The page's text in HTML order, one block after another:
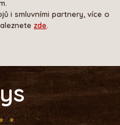
i smluvními partnery, více o
zde.